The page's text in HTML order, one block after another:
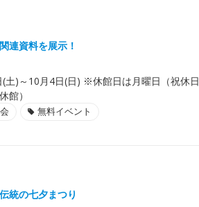
連資料を展示！
土)～10月4日(日) ※休館日は月曜日（祝休日
館）
無料イベント
統の七夕まつり